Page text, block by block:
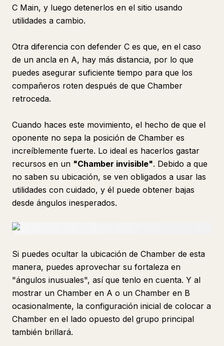
C Main, y luego detenerlos en el sitio usando
utilidades a cambio.
Otra diferencia con defender C es que, en el caso
de un ancla en A, hay más distancia, por lo que
puedes asegurar suficiente tiempo para que los
compañeros roten después de que Chamber
retroceda.
Cuando haces este movimiento, el hecho de que el
oponente no sepa la posición de Chamber es
increíblemente fuerte. Lo ideal es hacerlos gastar
recursos en un "Chamber invisible". Debido a que
no saben su ubicación, se ven obligados a usar las
utilidades con cuidado, y él puede obtener bajas
desde ángulos inesperados.
Si puedes ocultar la ubicación de Chamber de esta
manera, puedes aprovechar su fortaleza en
"ángulos inusuales", así que tenlo en cuenta. Y al
mostrar un Chamber en A o un Chamber en B
ocasionalmente, la configuración inicial de colocar a
Chamber en el lado opuesto del grupo principal
también brillará.